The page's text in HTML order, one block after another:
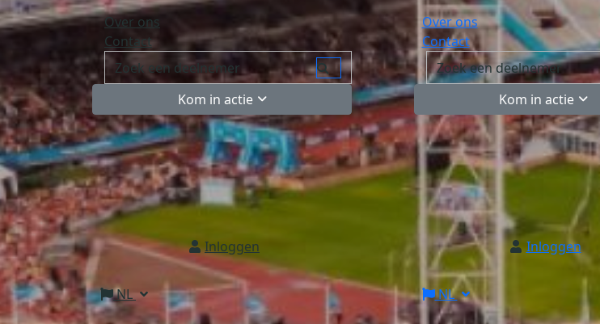
Over ons
Contact
Kom in actie
Inloggen
NL
Over ons
Contact
Kom in actie
Inloggen
NL